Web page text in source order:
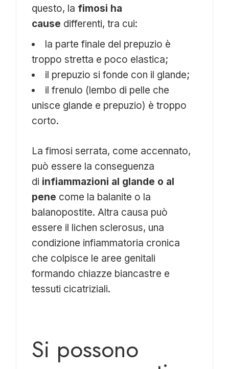
questo, la fimosi ha
cause differenti, tra cui:
la parte finale del prepuzio è
troppo stretta e poco elastica;
il prepuzio si fonde con il glande;
il frenulo (lembo di pelle che
unisce glande e prepuzio) è troppo
corto.
La fimosi serrata, come accennato,
può essere la conseguenza
di infiammazioni al glande o al
pene come la balanite o la
balanopostite. Altra causa può
essere il lichen sclerosus, una
condizione infiammatoria cronica
che colpisce le aree genitali
formando chiazze biancastre e
tessuti cicatriziali.
Si possono